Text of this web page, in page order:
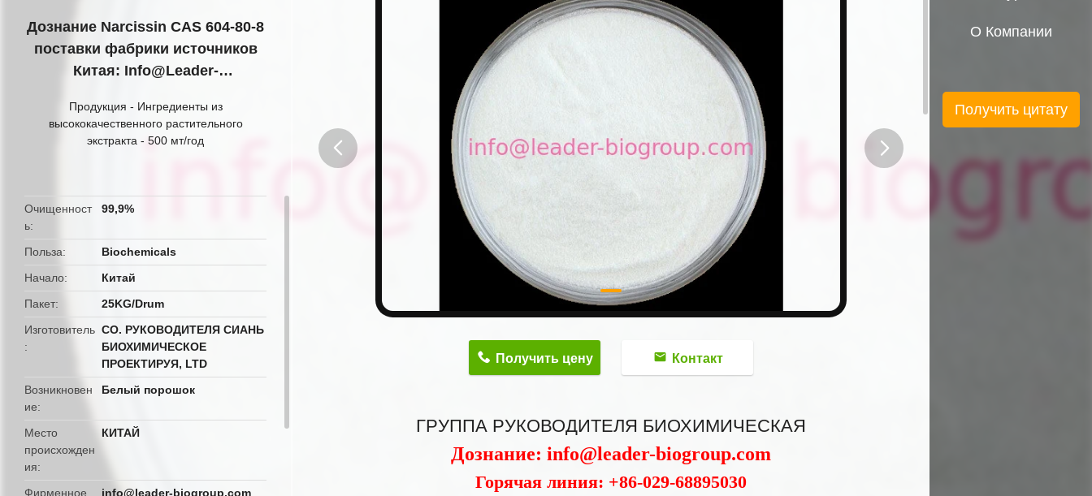
Дознание Narcissin CAS 604-80-8
поставки фабрики источников
Китая: Info@Leader-
Продукция - Ингредиенты из
высококачественного растительного
экстракта - 500 мт/год
Очищенност
ь
99,9%
Польза
Biochemicals
Начало
Китай
Пакет
25KG/Drum
Изготовитель CO. РУКОВОДИТЕЛЯ СИАНЬ
БИОХИМИЧЕСКОЕ
ПРОЕКТИРУЯ, LTD
Возникновен
ие
Белый порошок
Место
происхожден
ия
КИТАЙ
Фирменное info@leader-biogroup.com
Получить цену Контакт
ГРУППА РУКОВОДИТЕЛЯ БИОХИМИЧЕСКАЯ
Дознание: info@leader-biogroup.com
Горячая линия: +86-029-68895030
О Компании
Получить цитату